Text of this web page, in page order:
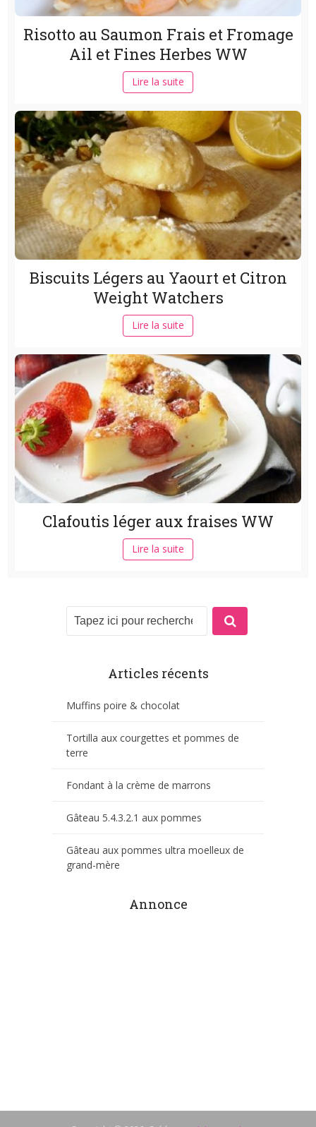
Risotto au Saumon Frais et Fromage
Ail et Fines Herbes WW
Lire la suite
Biscuits Légers au Yaourt et Citron
Weight Watchers
Lire la suite
Clafoutis léger aux fraises WW
Lire la suite
Articles récents
Muffins poire & chocolat
Tortilla aux courgettes et pommes de
terre
Fondant à la crème de marrons
Gâteau 5.4.3.2.1 aux pommes
Gâteau aux pommes ultra moelleux de
grand-mère
Annonce